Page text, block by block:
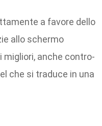
a favore dello
allo schermo
migliori, anche contro-
che si traduce in una